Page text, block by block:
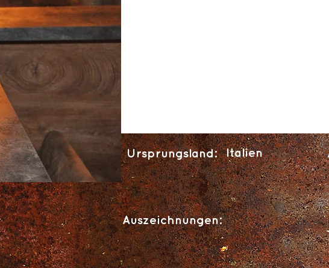
Ursprungsland: Italien
Auszeichnungen: